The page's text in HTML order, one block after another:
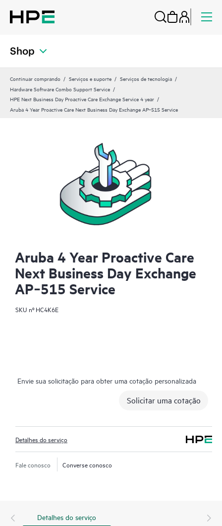
Shop
Continuar comprando Serviços e suporte
Serviços de tecnologia
Hardware Software Combo Support Service
HPE Next Business Day Proactive Care Exchange Service 4 year
Aruba 4 Year Proactive Care Next Business Day Exchange AP‑515 Service
Aruba 4 Year Proactive Care
Next Business Day Exchange
AP‑515 Service
SKU nº HC4K6E
Envie sua solicitação para obter uma cotação personalizada
Solicitar uma cotação
Detalhes do serviço
Fale conosco Converse conosco
Detalhes do serviço